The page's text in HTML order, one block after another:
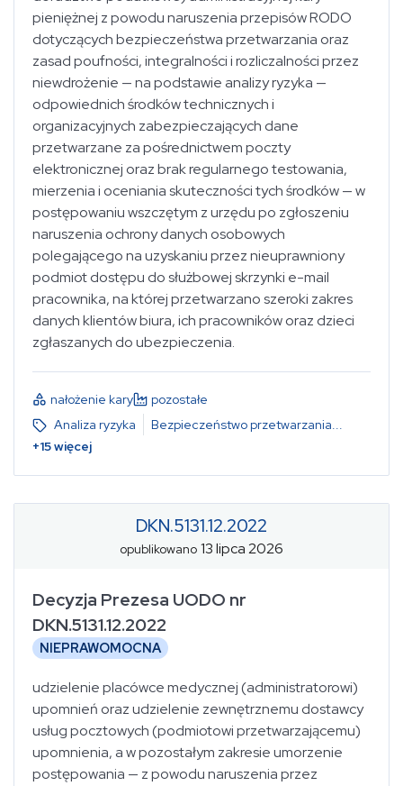
minimalizacja danych
Rozporządzenie o Ochronie Danych Osobowych
wybierz...
wybierz...
wybierz...
pieniężnej z powodu naruszenia przepisów RODO
dotyczących bezpieczeństwa przetwarzania oraz
zasad poufności, integralności i rozliczalności przez
niewdrożenie — na podstawie analizy ryzyka —
odpowiednich środków technicznych i
organizacyjnych zabezpieczających dane
przetwarzane za pośrednictwem poczty
elektronicznej oraz brak regularnego testowania,
mierzenia i oceniania skuteczności tych środków — w
postępowaniu wszczętym z urzędu po zgłoszeniu
naruszenia ochrony danych osobowych
polegającego na uzyskaniu przez nieuprawniony
podmiot dostępu do służbowej skrzynki e-mail
pracownika, na której przetwarzano szeroki zakres
danych klientów biura, ich pracowników oraz dzieci
zgłaszanych do ubezpieczenia.
nałożenie kary
pozostałe
Analiza ryzyka
Bezpieczeństwo przetwarzania
+15więcej
DKN.5131.12.2022
opublikowano 13 lipca 2026
Decyzja Prezesa UODO nr
DKN.5131.12.2022
NIEPRAWOMOCNA
udzielenie placówce medycznej (administratorowi)
upomnień oraz udzielenie zewnętrznemu dostawcy
usług pocztowych (podmiotowi przetwarzającemu)
upomnienia, a w pozostałym zakresie umorzenie
postępowania — z powodu naruszenia przez